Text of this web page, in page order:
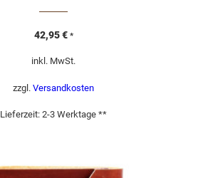
42,95€ *
inkl. MwSt.
zzgl. Versandkosten
Lieferzeit: 2-3 Werktage **